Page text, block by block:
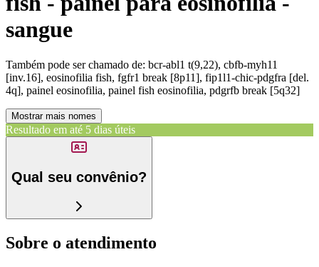
sangue
Também pode ser chamado de: bcr-abl1 t(9,22), cbfb-myh11
[inv.16], eosinofilia fish, fgfr1 break [8p11], fip1l1-chic-pdgfra [del.
4q], painel eosinofilia, painel fish eosinofilia, pdgrfb break [5q32]
Mostrar mais nomes
Resultado em até 5 dias úteis
Qual seu convênio?
Sobre o atendimento